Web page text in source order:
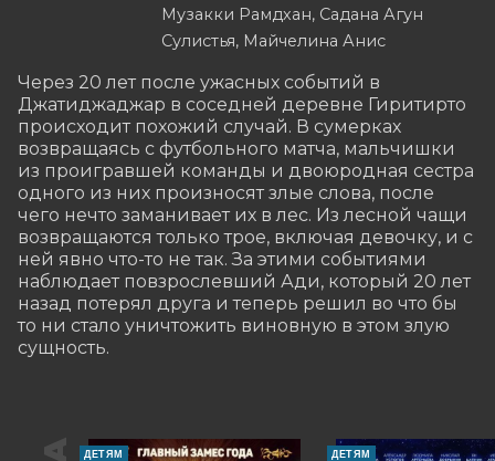
Музакки Рамдхан, Садана Агун
Сулистья, Майчелина Анис
Через 20 лет после ужасных событий в
Джатиджаджар в соседней деревне Гиритирто
происходит похожий случай. В сумерках
возвращаясь с футбольного матча, мальчишки
из проигравшей команды и двоюродная сестра
одного из них произносят злые слова, после
чего нечто заманивает их в лес. Из лесной чащи
возвращаются только трое, включая девочку, и с
ней явно что-то не так. За этими событиями
наблюдает повзрослевший Ади, который 20 лет
назад потерял друга и теперь решил во что бы
то ни стало уничтожить виновную в этом злую
сущность.
ДЕТЯМ ДЕТЯМ